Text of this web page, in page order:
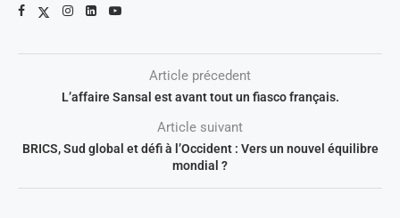
Article précedent
L’affaire Sansal est avant tout un fiasco français.
Article suivant
BRICS, Sud global et défi à l’Occident : Vers un nouvel équilibre
mondial ?